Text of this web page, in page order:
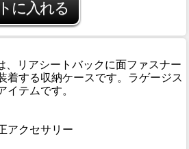
、リアシートバックに面ファスナー
着する収納ケースです。ラゲージス
イテムです。
アクセサリー